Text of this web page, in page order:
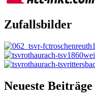
Zufallsbilder
Neueste Beiträge